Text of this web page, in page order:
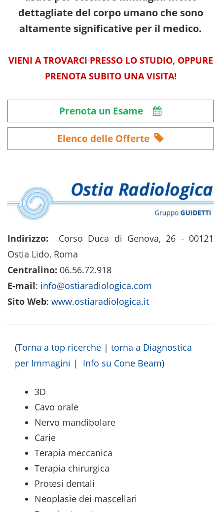
dettagliate del corpo umano che sono
altamente significative per il medico.
VIENI A TROVARCI PRESSO LO STUDIO, OPPURE
PRENOTA SUBITO UNA VISITA!
Prenota un Esame
Elenco delle Offerte
Indirizzo: Corso Duca di Genova, 26 - 00121
Ostia Lido, Roma
Centralino: 06.56.72.918
E-mail: info@ostiaradiologica.com
Sito Web: www.ostiaradiologica.it
(Torna a top ricerche | torna a Diagnostica
per Immagini | Info su Cone Beam)
3D
Cavo orale
Nervo mandibolare
Carie
Terapia meccanica
Terapia chirurgica
Protesi dentali
Neoplasie dei mascellari